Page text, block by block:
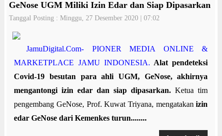
GeNose UGM Miliki Izin Edar dan Siap Dipasarkan
Tanggal Posting : Minggu, 27 Desember 2020 | 07:02
JamuDigital.Com- PIONER MEDIA ONLINE &
MARKETPLACE JAMU INDONESIA. Alat pendeteksi
Covid-19 besutan para ahli UGM, GeNose, akhirnya
mengantongi izin edar dan siap dipasarkan. Ketua tim
pengembang GeNose, Prof. Kuwat Triyana, mengatakan izin
edar GeNose dari Kemenkes turun........